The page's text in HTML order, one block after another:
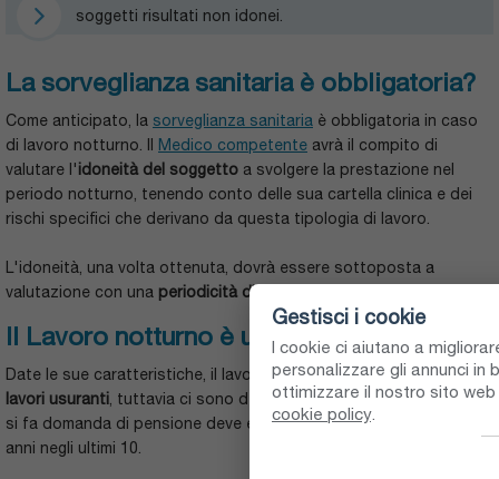
soggetti risultati non idonei.
La sorveglianza sanitaria è obbligatoria?
Come anticipato, la sorveglianza sanitaria è obbligatoria in caso
di lavoro notturno. Il
Medico competente avrà il compito di
valutare l'idoneità del soggetto a svolgere la prestazione nel
periodo notturno, tenendo conto delle sua cartella clinica e dei
rischi specifici che derivano da questa tipologia di lavoro.
L'idoneità, una volta ottenuta, dovrà essere sottoposta a
valutazione con una periodicità di due anni
Il Lavoro notturno è un lavoro usurante?
Date le sue caratteristiche, il lavoro notturno rientra nella lista dei
lavori usuranti , tuttavia ci sono delle condizioni: al momento in cui
si fa domanda di pensione deve essere stato svolto per almeno 7
anni negli ultimi 10.
Gestisci i cookie
I cookie ci aiutano a
personalizzare gli annunci in
ottimizzare il nostro sito
cookie policy.